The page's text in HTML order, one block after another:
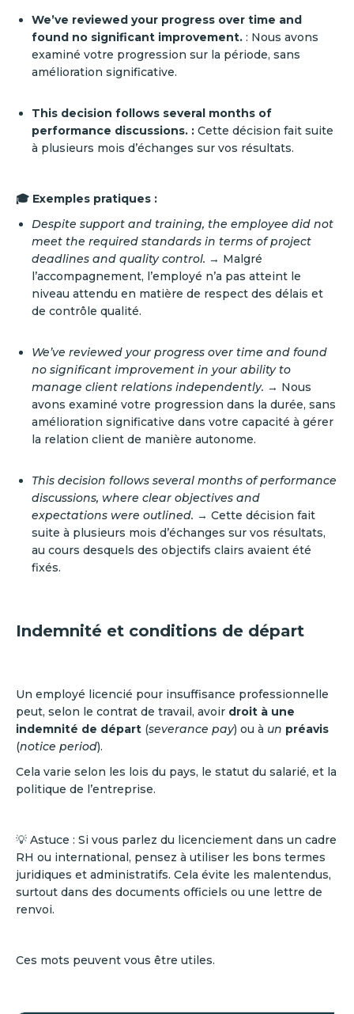
We’ve reviewed your progress over time and
found no significant improvement. : Nous avons
examiné votre progression sur la période, sans
amélioration significative.
This decision follows several months of
performance discussions. : Cette décision fait suite
à plusieurs mois d’échanges sur vos résultats.
🎓 Exemples pratiques :
Despite support and training, the employee did not
meet the required standards in terms of project
deadlines and quality control. → Malgré
l’accompagnement, l’employé n’a pas atteint le
niveau attendu en matière de respect des délais et
de contrôle qualité.
We’ve reviewed your progress over time and found
no significant improvement in your ability to
manage client relations independently. → Nous
avons examiné votre progression dans la durée, sans
amélioration significative dans votre capacité à gérer
la relation client de manière autonome.
This decision follows several months of performance
discussions, where clear objectives and
expectations were outlined. → Cette décision fait
suite à plusieurs mois d’échanges sur vos résultats,
au cours desquels des objectifs clairs avaient été
fixés.
Indemnité et conditions de départ
Un employé licencié pour insuffisance professionnelle
peut, selon le contrat de travail, avoir droit à une
indemnité de départ (severance pay) ou à un préavis
(notice period).
Cela varie selon les lois du pays, le statut du salarié, et la
politique de l’entreprise.
💡 Astuce : Si vous parlez du licenciement dans un cadre
RH ou international, pensez à utiliser les bons termes
juridiques et administratifs. Cela évite les malentendus,
surtout dans des documents officiels ou une lettre de
renvoi.
Ces mots peuvent vous être utiles.